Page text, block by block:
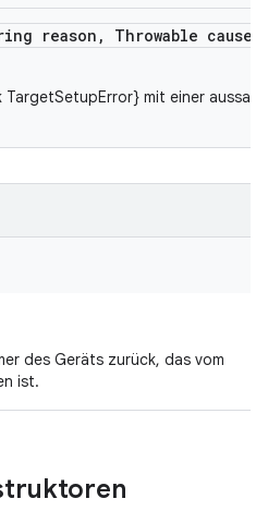
reason , Throwable cause
TargetSetupError} mit einer
des Geräts zurück, das vom
ist.